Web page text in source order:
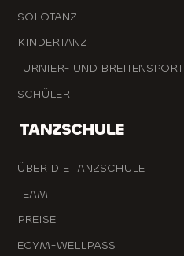
SOLOTANZ
KINDERTANZ
TURNIER- UND BREITENSPORT
SCHÜLER
TANZSCHULE
ÜBER DIE TANZSCHULE
TEAM
PREISE
EGYM-WELLPASS